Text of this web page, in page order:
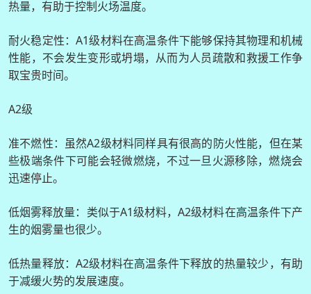
热量，有助于控制火场温度。
耐火稳定性：A1级材料在高温条件下能够保持其物理和机械
性能，不会发生变形或坍塌，从而为人员疏散和救援工作争
取宝贵时间。
A2级
准不燃性：虽然A2级材料同样具有很高的防火性能，但在某
些极端条件下可能会轻微燃烧，不过一旦火源移除，燃烧会
迅速停止。
低烟雾释放量：类似于A1级材料，A2级材料在高温条件下产
生的烟雾量也很少。
低热量释放：A2级材料在高温条件下释放的热量较少，有助
于减缓火势的发展速度。